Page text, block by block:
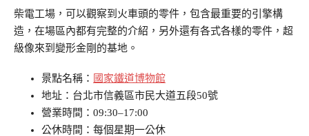
柴電工場，可以觀察到火車頭的零件，包含最重要的引擎構
造，在場區內都有完整的介紹，另外還有各式各樣的零件，超
級像來到變形金剛的基地。
景點名稱： 國家鐵道博物館
地址：台北市信義區市民大道五段50號
營業時間：09:30–17:00
公休時間：每個星期一公休